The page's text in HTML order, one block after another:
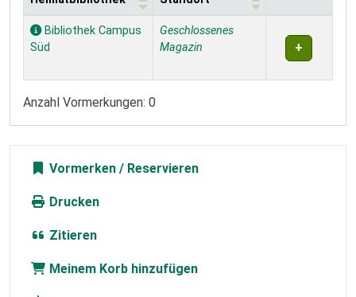
Exemplare
Bibliothek Campus
Süd
Geschlossenes
Magazin
Anzahl Vormerkungen: 0
Vormerken
Drucken
Zitieren
Meinem Korb hinzufügen